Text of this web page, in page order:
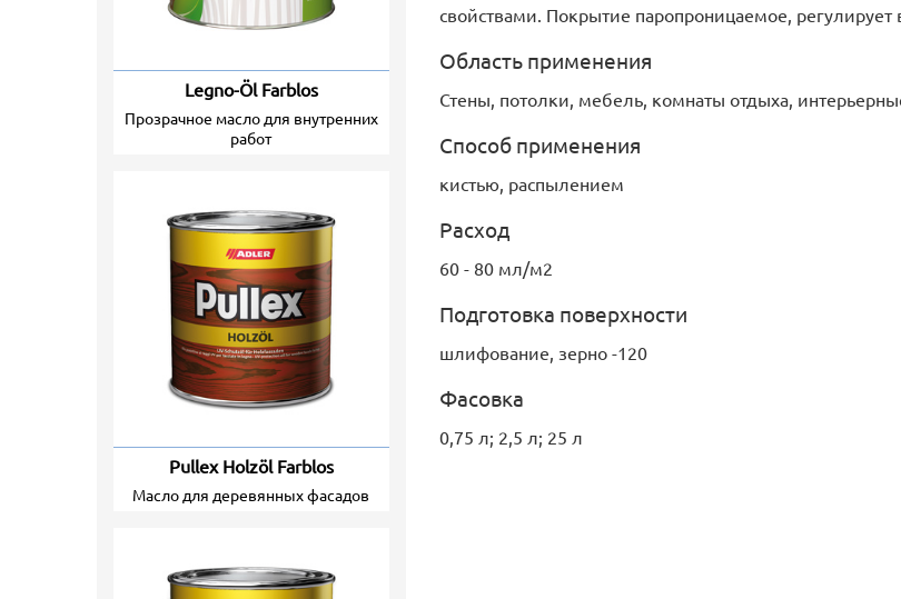
свойствами. Покрытие паропроницаемое, регулирует
Область применения
Стены, потолки, мебель, комнаты отдыха,
Способ применения
кистью, распылением
Расход
60 - 80 мл/м2
Подготовка поверхности
шлифование, зерно -120
Фасовка
0,75 л; 2,5 л; 25 л
Legno-Öl Farblos
прозрачное масло для внутренних
работ
Pullex Holzöl Farblos
масло для деревянных фасадов